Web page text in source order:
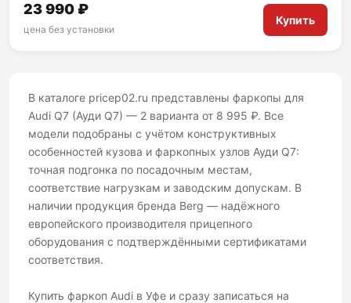
23 990 ₽
цена без установки
Купить
В каталоге pricep02.ru представлены фаркопы для
Audi Q7 (Ауди Q7) — 2 варианта от 8 995 ₽. Все
модели подобраны с учётом конструктивных
особенностей кузова и фаркопных узлов Ауди Q7:
точная подгонка по посадочным местам,
соответствие нагрузкам и заводским допускам. В
наличии продукция бренда Berg — надёжного
европейского производителя прицепного
оборудования с подтверждёнными сертификатами
соответствия.
Купить фаркоп Audi в Уфе и сразу записаться на